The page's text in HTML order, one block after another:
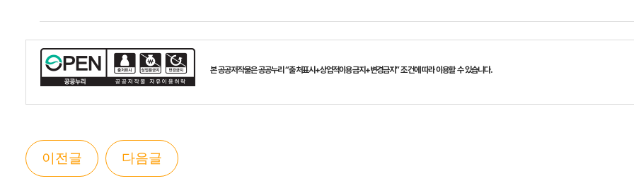
본 공공저작물은 공공누리 “출처표시+상업적이용금지+변경금지” 조건에 따라 이용할 수 있습니다.
이전글 다음글